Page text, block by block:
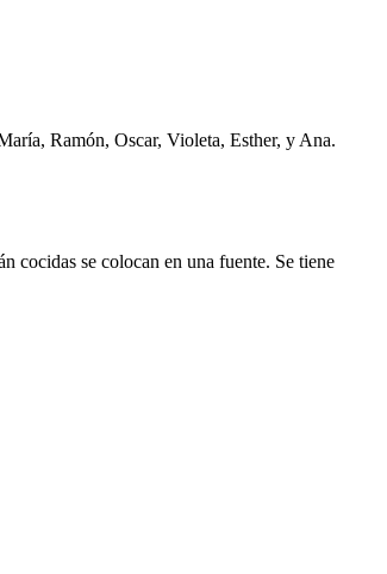
Ramón, Oscar, Violeta, Esther, y Ana.
cocidas se colocan en una fuente. Se tiene